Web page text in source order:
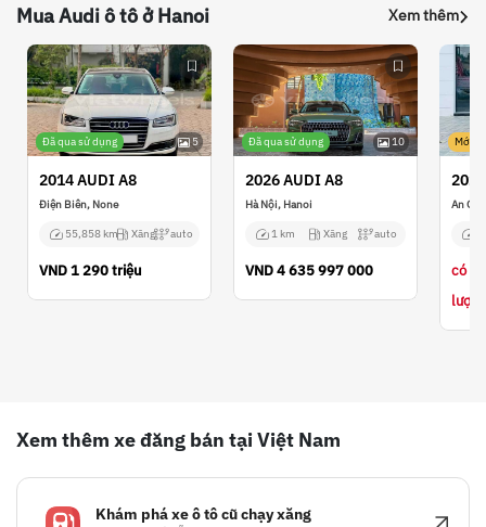
Mua Audi ô tô ở Hanoi Xem thêm
Đã qua sử dụng 5
2014 AUDI A8
Điện Biên, None
55,858 km Xăng auto
VND1 290 triệu
Đã qua sử dụng 10
2026 AUDI A8
Hà Nội, Hanoi
1 km Xăng auto
VND4 635 997 000
Mới
An
có
lượng
Xem thêm xe đăng bán tại Việt Nam
Khám phá xe ô tô cũ chạy xăng